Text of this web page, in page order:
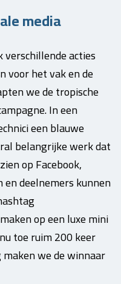
media
acties
voor het vak en de
we de tropische
In een
een blauwe
belangrijke werk dat
op Facebook,
deelnemers kunnen
op een luxe mini
toe ruim 200 keer
we de winnaar